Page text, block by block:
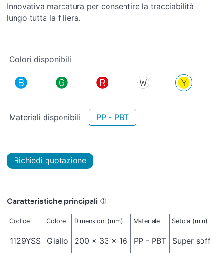
Innovativa marcatura per consentire la tracciabilità
lungo tutta la filiera.
Colori disponibili
Materiali disponibili PP - PBT
Richiedi quotazione
Caratteristiche principali
Codice Colore Dimensioni (mm) Materiale Setola (mm)
1129YSS Giallo 200 x 33 x 16 PP - PBT Super